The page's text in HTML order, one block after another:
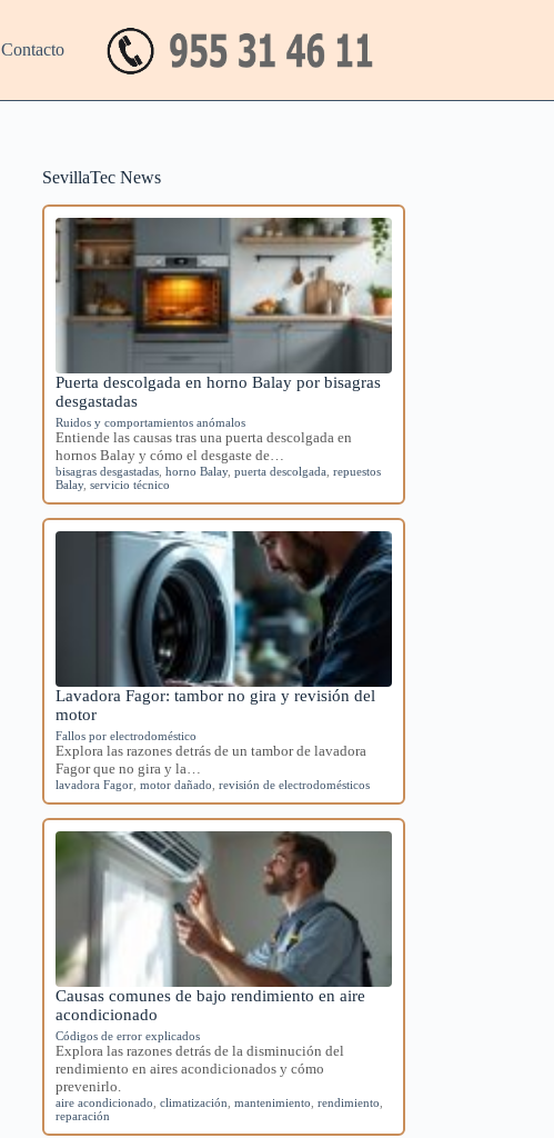
Contacto
SevillaTec News
Puerta descolgada en horno Balay por bisagras
desgastadas
Ruidos y comportamientos anómalos
Entiende las causas tras una puerta descolgada en
hornos Balay y cómo el desgaste de…
bisagras desgastadas ,horno Balay,puerta descolgada ,repuestos
Balay,servicio técnico
Lavadora Fagor: tambor no gira y revisión del
motor
Fallos por electrodoméstico
Explora las razones detrás de un tambor de lavadora
Fagor que no gira y la…
lavadora Fagor ,motor dañado ,revisión de electrodomésticos
Causas comunes de bajo rendimiento en aire
acondicionado
Códigos de error explicados
Explora las razones detrás de la disminución del
rendimiento en aires acondicionados y cómo
prevenirlo.
aire acondicionado ,climatización ,mantenimiento ,rendimiento
reparación